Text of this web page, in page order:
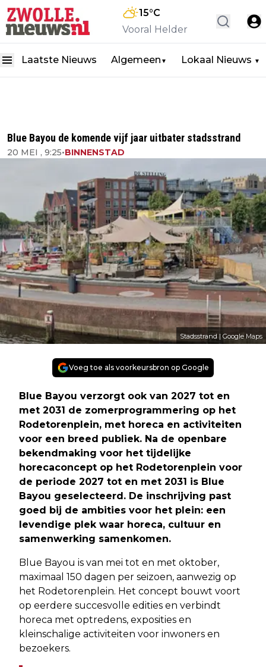
15°C
Vooral Helder
Laatste Nieuws Algemeen ▼ Lokaal Nieuws ▼
Blue Bayou de komende vijf jaar uitbater stadsstrand
20 MEI , 9:25•BINNENSTAD
Stadsstrand | Google Maps
Voeg toe als voorkeursbron op Google
Blue Bayou verzorgt ook van 2027 tot en
met 2031 de zomerprogrammering op het
Rodetorenplein, met horeca en activiteiten
voor een breed publiek. Na de openbare
bekendmaking voor het tijdelijke
horecaconcept op het Rodetorenplein voor
de periode 2027 tot en met 2031 is Blue
Bayou geselecteerd. De inschrijving past
goed bij de ambities voor het plein: een
levendige plek waar horeca, cultuur en
samenwerking samenkomen.
Blue Bayou is van mei tot en met oktober,
maximaal 150 dagen per seizoen, aanwezig op
het Rodetorenplein. Het concept bouwt voort
op eerdere succesvolle edities en verbindt
horeca met optredens, exposities en
kleinschalige activiteiten voor inwoners en
bezoekers.